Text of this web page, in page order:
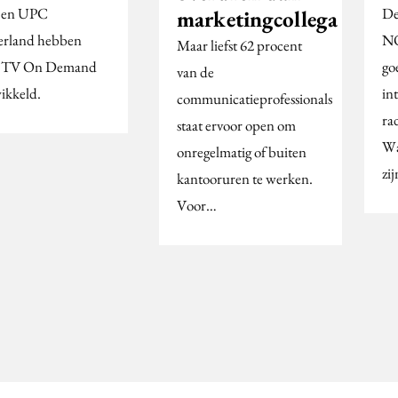
UPC
hebben
On Demand
marketingcollega
Maar liefst 62 procent
van de
communicatieprofessionals
staat ervoor open om
onregelmatig of buiten
kantooruren te werken.
Voor…